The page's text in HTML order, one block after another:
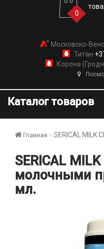
0
Московско-
Титан
Корона
Каталог товаров
Главная SERICAL MILK
SERICAL
молочными
мл.